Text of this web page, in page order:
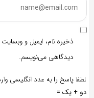
ذخیره نام، ایمیل و
دیدگاهی می‌نویسم.
لطفا پاسخ را به عدد انگلیسی
دو + یک =